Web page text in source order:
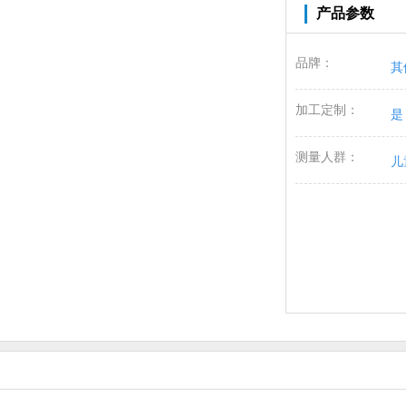
产品参数
品牌： 其
加工定制： 是
测量人群：